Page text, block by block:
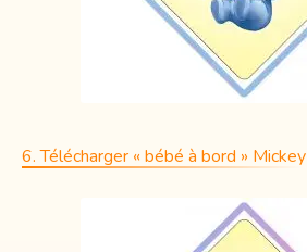
6. Télécharger « bébé à bord » Mickey